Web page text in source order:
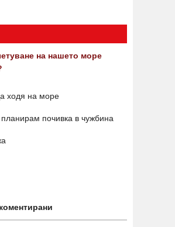
на нашето море
ходя на море
почивка в чужбина